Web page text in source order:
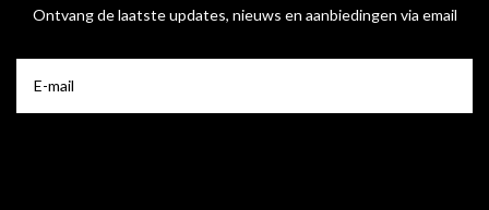
Ontvang de laatste updates, nieuws en aanbiedingen via email